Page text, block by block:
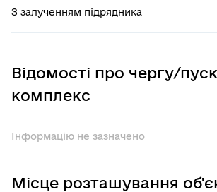
З залученням підрядника
Відомості про чергу/
комплекс
Інформацію не зазначено
Місце розташування